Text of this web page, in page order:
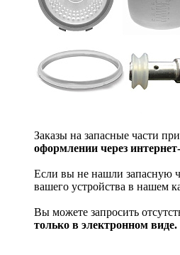
Заказы на запасные части
оформлении через
Если вы не нашли запасную
вашего устройства в нашем
Вы можете запросить
только в электронном виде.